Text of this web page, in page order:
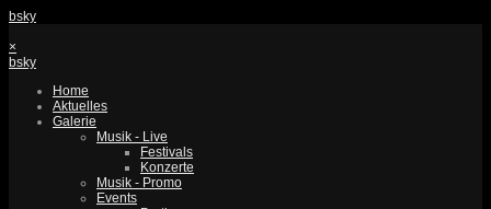
bsky
×
bsky
Home
Aktuelles
Galerie
Musik - Live
Festivals
Konzerte
Musik - Promo
Events